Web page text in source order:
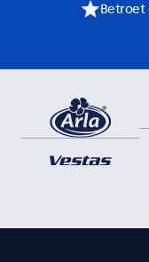
Betroet